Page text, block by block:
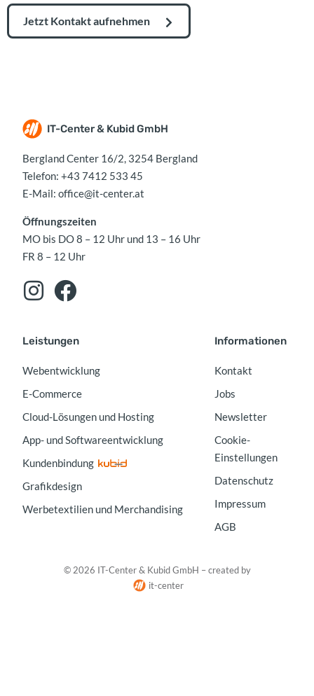
Jetzt Kontakt aufnehmen
IT-Center & Kubid GmbH
Bergland Center 16/2, 3254 Bergland
Telefon:+43 7412 533 45
E-Mail:office@it-center.at
Öffnungszeiten
MO bis DO 8 – 12 Uhr und 13 – 16 Uhr
FR 8 – 12 Uhr
Leistungen
Webentwicklung
E-Commerce
Cloud-Lösungen und Hosting
App- und Softwareentwicklung
Kundenbindung
Grafikdesign
Werbetextilien und Merchandising
Informationen
Kontakt
Jobs
Newsletter
Cookie-
Einstellungen
Datenschutz
Impressum
AGB
© 2026 IT-Center & Kubid GmbH – created by
it-center